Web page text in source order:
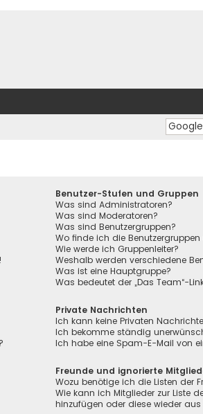
Benutzer-Stufen und Gruppen
Was sind Administratoren?
Was sind Moderatoren?
Was sind Benutzergruppen?
Wo finde ich die
Wie werde ich Gruppenleiter?
Weshalb werden verschiedene
Was ist eine Hauptgruppe?
Was bedeutet der „Das Team“-
Private Nachrichten
Ich kann keine Privaten
Ich bekomme ständig
Ich habe eine Spam-E-Mail von
Freunde und ignorierte
Wozu benötige ich die Listen der
Wie kann ich Mitglieder zur Liste
hinzufügen oder diese wieder aus